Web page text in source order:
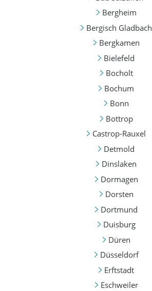
Bergheim
Bergisch Gladbach
Bergkamen
Bielefeld
Bocholt
Bochum
Bonn
Bottrop
Castrop-Rauxel
Detmold
Dinslaken
Dormagen
Dorsten
Dortmund
Duisburg
Düren
Düsseldorf
Erftstadt
Eschweiler